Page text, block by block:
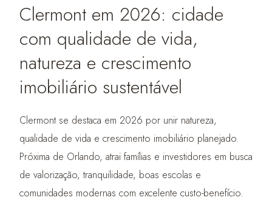
Clermont em 2026: cidade
com qualidade de vida,
natureza e crescimento
imobiliário sustentável
Clermont se destaca em 2026 por unir natureza,
qualidade de vida e crescimento imobiliário planejado.
Próxima de Orlando, atrai famílias e investidores em busca
de valorização, tranquilidade, boas escolas e
comunidades modernas com excelente custo-benefício.